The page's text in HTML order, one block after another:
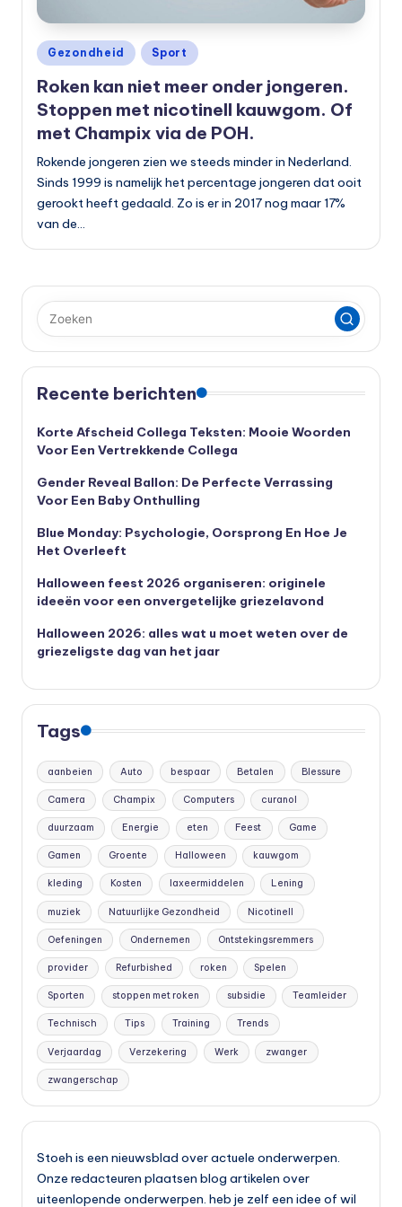
Geplaatst
in
Gezondheid Sport
Roken kan niet meer onder jongeren.
Stoppen met nicotinell kauwgom. Of
met Champix via de POH.
Rokende jongeren zien we steeds minder in Nederland.
Sinds 1999 is namelijk het percentage jongeren dat ooit
gerookt heeft gedaald. Zo is er in 2017 nog maar 17%
van de…
Recente berichten
Korte Afscheid Collega Teksten: Mooie Woorden
Voor Een Vertrekkende Collega
Gender Reveal Ballon: De Perfecte Verrassing
Voor Een Baby Onthulling
Blue Monday: Psychologie, Oorsprong En Hoe Je
Het Overleeft
Halloween feest 2026 organiseren: originele
ideeën voor een onvergetelijke griezelavond
Halloween 2026: alles wat u moet weten over de
griezeligste dag van het jaar
Tags
aanbeien Auto bespaar Betalen Blessure
Camera Champix Computers curanol
duurzaam Energie eten Feest Game
Gamen Groente Halloween kauwgom
kleding Kosten laxeermiddelen Lening
muziek Natuurlijke Gezondheid Nicotinell
Oefeningen Ondernemen Ontstekingsremmers
provider Refurbished roken Spelen
Sporten stoppen met roken subsidie Teamleider
Technisch Tips Training Trends
Verjaardag Verzekering Werk zwanger
zwangerschap
Stoeh is een nieuwsblad over actuele onderwerpen.
Onze redacteuren plaatsen blog artikelen over
uiteenlopende onderwerpen. heb je zelf een idee of wil